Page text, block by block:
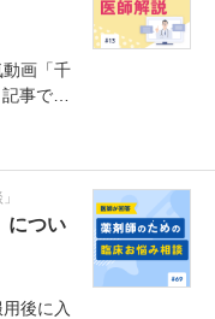
画「千
事でも
につい
後に入